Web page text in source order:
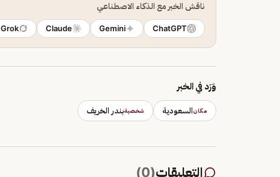
ناقش الخبر مع الذكاء الاصطناعي
ChatGPT
Gemini
Claude
Grok
وَرَد في الخبر
مكانالسعودية شخصيةبندر الخريف
التعليقات(
0
)